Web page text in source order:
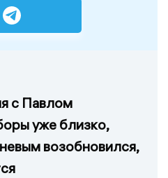
с Павлом
уже близко,
возобновился,